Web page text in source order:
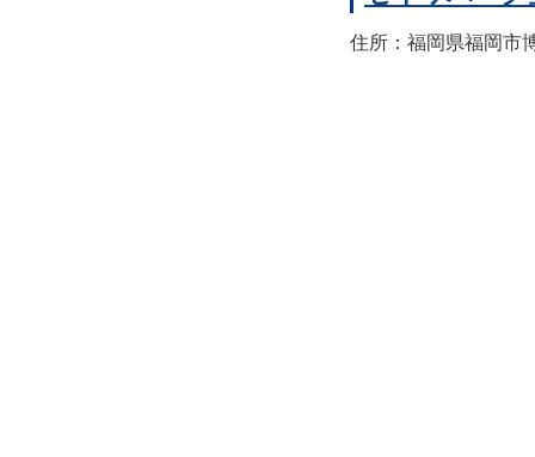
住所：福岡県福岡市